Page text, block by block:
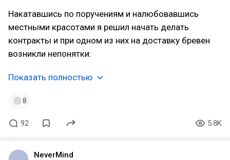
Накатавшись по поручениям и налюбовавшись
местными красотами я решил начать делать
контракты и при одном из них на доставку бревен
возникли непонятки:
Показать полностью
8
92 5.8K
NeverMind